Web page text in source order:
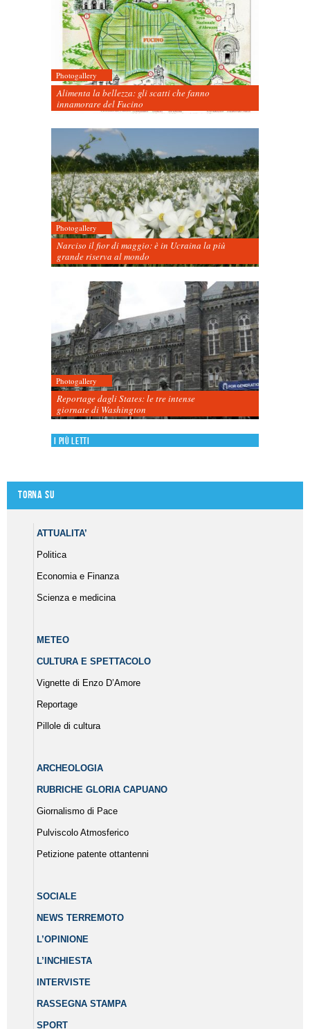
Photogallery
Alimenta la bellezza: gli scatti che fanno
innamorare del Fucino
Photogallery
Narciso il fior di maggio: è in Ucraina la più
grande riserva al mondo
Photogallery
Reportage dagli States: le tre intense
giornate di Washington
I più letti
Torna su
ATTUALITA’
Politica
Economia e Finanza
Scienza e medicina
METEO
CULTURA E SPETTACOLO
Vignette di Enzo D’Amore
Reportage
Pillole di cultura
ARCHEOLOGIA
RUBRICHE GLORIA CAPUANO
Giornalismo di Pace
Pulviscolo Atmosferico
Petizione patente ottantenni
SOCIALE
NEWS TERREMOTO
L’OPINIONE
L’INCHIESTA
INTERVISTE
RASSEGNA STAMPA
SPORT